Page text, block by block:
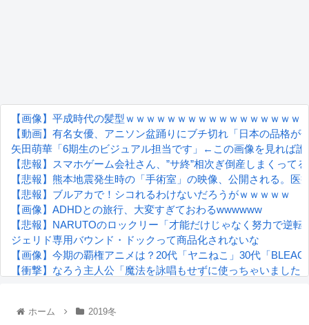
【画像】平成時代の髪型ｗｗｗｗｗｗｗｗｗｗｗｗｗｗｗｗｗ
【動画】有名女優、アニソン盆踊りにブチ切れ「日本の品格が
矢田萌華「6期生のビジュアル担当です」←この画像を見れば
【悲報】スマホゲーム会社さん、”サ終”相次ぎ倒産しまくって
【悲報】熊本地震発生時の「手術室」の映像、公開される。医
【悲報】ブルアカで！シコれるわけないだろうがｗｗｗｗｗ
【画像】ADHDとの旅行、大変すぎておわるwwwwww
【悲報】NARUTOのロックリー「才能だけじゃなく努力で逆
ジェリド専用バウンド・ドックって商品化されないな
【画像】今期の覇権アニメは？20代「ヤニねこ」30代「
【衝撃】なろう主人公「魔法を詠唱もせずに使っちゃいまし
『進撃の巨人』で一番面白いところってｗｗｗｗｗ
ホーム 2019冬